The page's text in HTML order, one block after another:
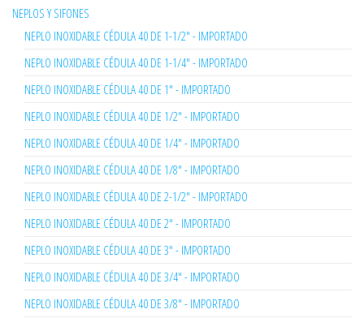
NEPLOS Y SIFONES
NEPLO INOXIDABLE CÉDULA 40 DE 1-1/2" - IMPORTADO
NEPLO INOXIDABLE CÉDULA 40 DE 1-1/4" - IMPORTADO
NEPLO INOXIDABLE CÉDULA 40 DE 1" - IMPORTADO
NEPLO INOXIDABLE CÉDULA 40 DE 1/2" - IMPORTADO
NEPLO INOXIDABLE CÉDULA 40 DE 1/4" - IMPORTADO
NEPLO INOXIDABLE CÉDULA 40 DE 1/8" - IMPORTADO
NEPLO INOXIDABLE CÉDULA 40 DE 2-1/2" - IMPORTADO
NEPLO INOXIDABLE CÉDULA 40 DE 2" - IMPORTADO
NEPLO INOXIDABLE CÉDULA 40 DE 3" - IMPORTADO
NEPLO INOXIDABLE CÉDULA 40 DE 3/4" - IMPORTADO
NEPLO INOXIDABLE CÉDULA 40 DE 3/8" - IMPORTADO